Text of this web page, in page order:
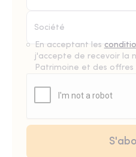
En acceptant les
j'accepte de recevoir la
Patrimoine et des offres